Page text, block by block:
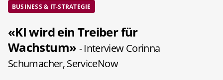
BUSINESS & IT-STRATEGIE
«KI wird ein Treiber für
Wachstum» - Interview Corinna
Schumacher, ServiceNow